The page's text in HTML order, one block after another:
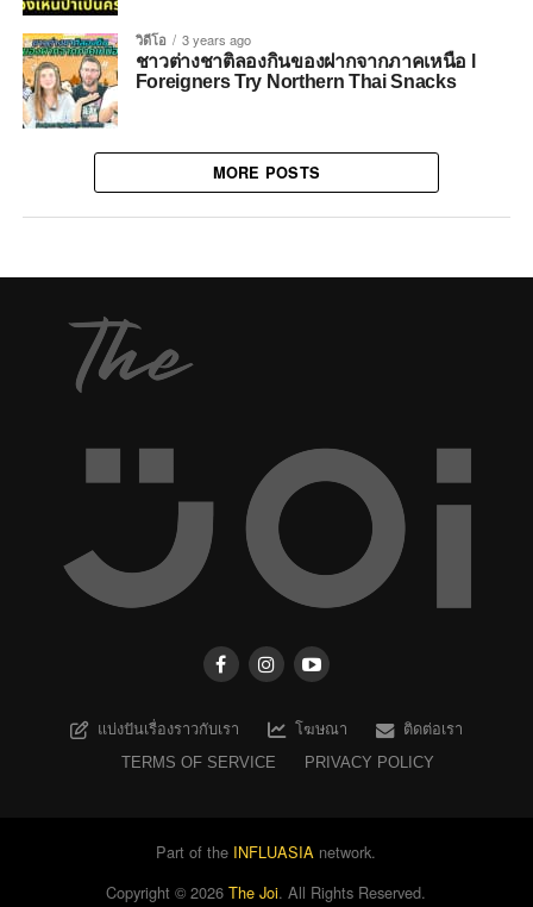
วิดีโอ 3 years ago
ชาวต่างชาติลองกินของฝากจากภาคเหนือ l
Foreigners Try Northern Thai Snacks
MORE POSTS
แบ่งปันเรื่องราวกับเรา โฆษณา
ติดต่อเรา
TERMS OF SERVICE
PRIVACY POLICY
Part of the INFLUASIA network.
Copyright ©2026 The Joi. All Rights Reserved.